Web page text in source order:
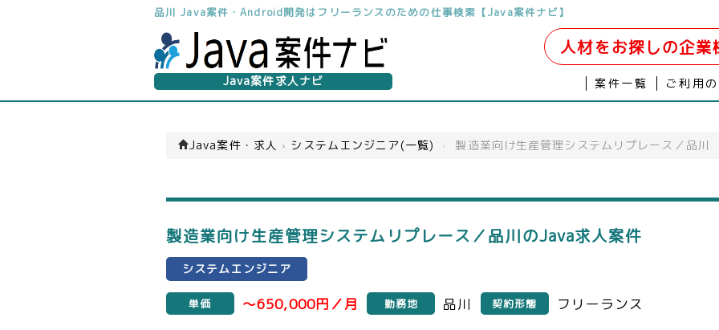
品川 Java案件・Android開発はフリーランスのための仕事検索【Java案件ナビ】
Java案件求人ナビ
人材をお探しの企業
案件一覧 ご利用
Java案件・求人 › システムエンジニア(一覧) › 製造業向け生産管理システムリプレース／品川
製造業向け生産管理システムリプレース／品川のJava求人案件
システムエンジニア
単価 ～650,000円／月 勤務地 品川 契約形態 フリーランス